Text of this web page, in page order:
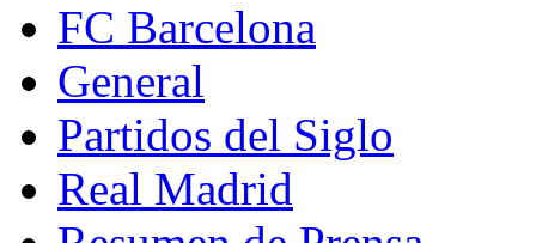
FC Barcelona
General
Partidos del Siglo
Real Madrid